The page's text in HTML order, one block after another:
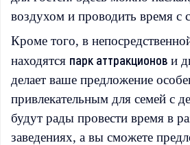
воздухом и проводить время с
Кроме того, в
находятся парк аттракционов и
делает ваше предложение
привлекательным для семей с
будут рады провести время в
заведениях, а вы сможете